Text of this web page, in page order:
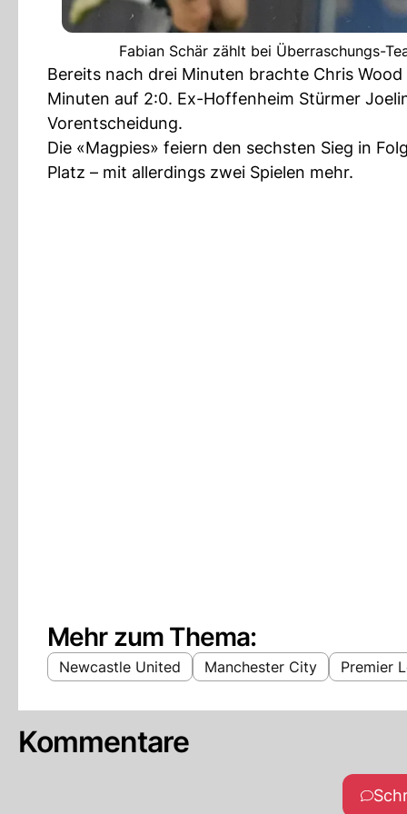
Fabian Schär zählt bei Überraschungs-
Bereits nach drei Minuten brachte Chris
Minuten auf 2:0. Ex-Hoffenheim Stürmer
Vorentscheidung.
Die «Magpies» feiern den sechsten Sieg in
Platz – mit allerdings zwei Spielen mehr.
Mehr zum Thema:
Newcastle United Manchester City Premier
Kommentare